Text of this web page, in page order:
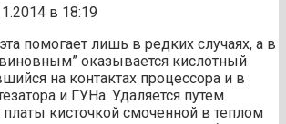
в 18:19
помогает лишь в редких случаях, а в
оказывается кислотный
на контактах процессора и в
и ГУНа. Удаляется путем
платы кисточкой смоченной в теплом